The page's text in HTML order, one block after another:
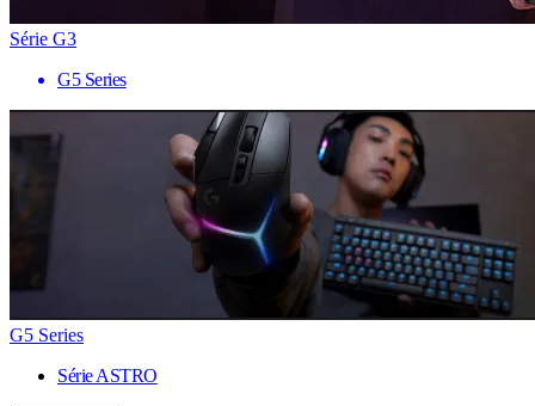
Série G3
G5 Series
G5 Series
Série ASTRO